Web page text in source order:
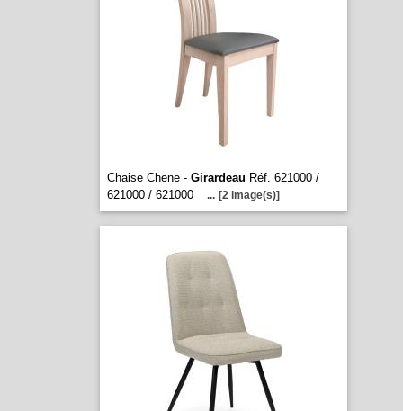
Chaise Chene - Girardeau Réf. 621000 /
621000 / 621000
... [2 image(s)]